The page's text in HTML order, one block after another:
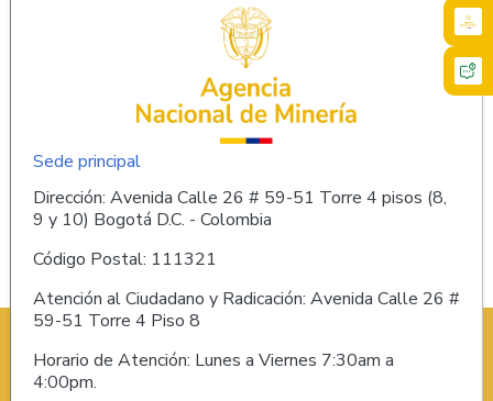
Sede principal
Dirección: Avenida Calle 26 # 59-51 Torre 4 pisos (8,
9 y 10) Bogotá D.C. - Colombia
Código Postal: 111321
Atención al Ciudadano y Radicación: Avenida Calle 26 #
59-51 Torre 4 Piso 8
Horario de Atención: Lunes a Viernes 7:30am a
4:00pm.